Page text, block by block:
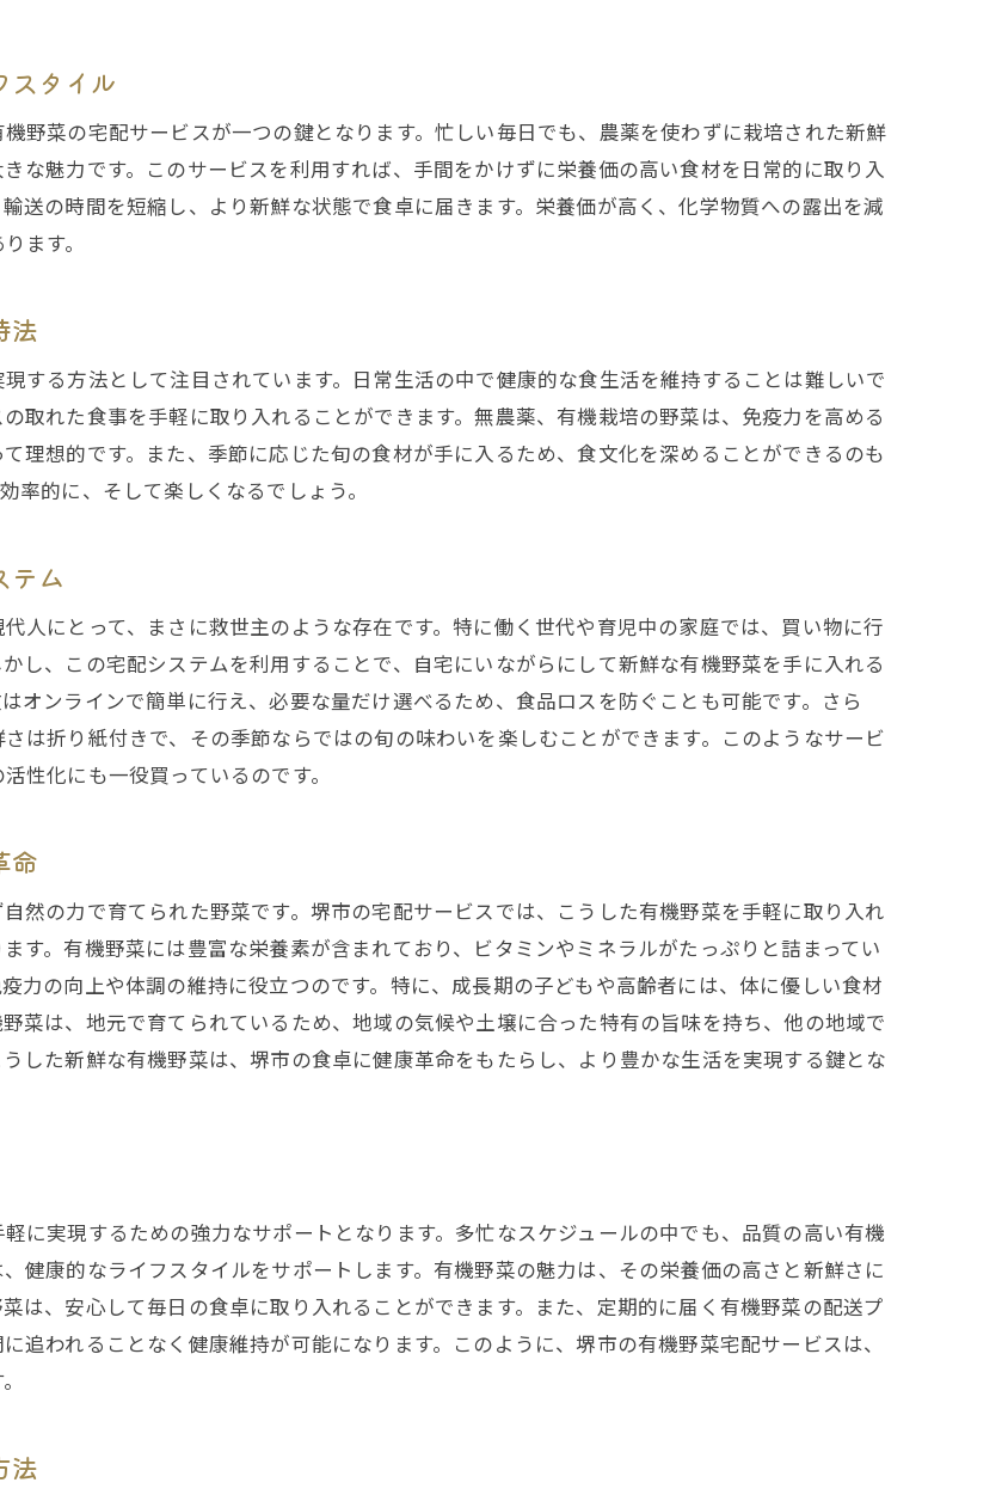
産有機野菜の魅力と堺市の宅配便
市宅配サービスの品質に迫る
での宅配サービスで健康的な食事を
ずで安心堺市の有機野菜宅配が支持される理由
さが魅力、堺市の宅配サービスの特徴
心感を提供する堺市の有機野菜宅配
での宅配サービスが支持される背景
野菜の安全性、堺市の宅配サービスで実現
での多彩な食卓を支える宅配サービス
野菜で堺市の食卓を豊かにする可能性
市の宅配サービスが広げる新しい食の選択肢
野菜宅配で堺市の食生活が変わる
の新鮮野菜で食卓に彩りを
可能性を広げる、堺市の宅配サービス
宅配サービスがもたらす健康効果
の宅配サービスで得られる便利な暮らし
と便利さを両立する堺市の有機野菜宅配
の宅配サービスで健康的な生活を手に入れる
の有機野菜で健康的な習慣を
利さが際立つ堺市の有機野菜宅配サービス
フスタイルに合わせた堺市の宅配活用術
の宅配サービスで見つける自分スタイル
の有機野菜宅配サービスの活用ポイント
の宅配サービスで生活を彩る
を楽しむ堺市での有機野菜宅配サービスの利点
スタイル
野菜の宅配サービスが一つの鍵となります。忙しい毎日でも、農薬を使わずに栽培された新鮮
な魅力です。このサービスを利用すれば、手間をかけずに栄養価の高い食材を日常的に取り入
送の時間を短縮し、より新鮮な状態で食卓に届きます。栄養価が高く、化学物質への露出を減
ます。
法
する方法として注目されています。日常生活の中で健康的な食生活を維持することは難しいで
取れた食事を手軽に取り入れることができます。無農薬、有機栽培の野菜は、免疫力を高める
理想的です。また、季節に応じた旬の食材が手に入るため、食文化を深めることができるのも
率的に、そして楽しくなるでしょう。
テム
人にとって、まさに救世主のような存在です。特に働く世代や育児中の家庭では、買い物に行
し、この宅配システムを利用することで、自宅にいながらにして新鮮な有機野菜を手に入れる
オンラインで簡単に行え、必要な量だけ選べるため、食品ロスを防ぐことも可能です。さら
は折り紙付きで、その季節ならではの旬の味わいを楽しむことができます。このようなサービ
性化にも一役買っているのです。
命
然の力で育てられた野菜です。堺市の宅配サービスでは、こうした有機野菜を手軽に取り入れ
す。有機野菜には豊富な栄養素が含まれており、ビタミンやミネラルがたっぷりと詰まってい
力の向上や体調の維持に役立つのです。特に、成長期の子どもや高齢者には、体に優しい食材
菜は、地元で育てられているため、地域の気候や土壌に合った特有の旨味を持ち、他の地域で
した新鮮な有機野菜は、堺市の食卓に健康革命をもたらし、より豊かな生活を実現する鍵とな
に実現するための強力なサポートとなります。多忙なスケジュールの中でも、品質の高い有機
健康的なライフスタイルをサポートします。有機野菜の魅力は、その栄養価の高さと新鮮さに
は、安心して毎日の食卓に取り入れることができます。また、定期的に届く有機野菜の配送プ
追われることなく健康維持が可能になります。このように、堺市の有機野菜宅配サービスは、
法